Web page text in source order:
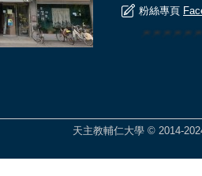
粉絲專頁
天主教輔仁大學 © 2014-